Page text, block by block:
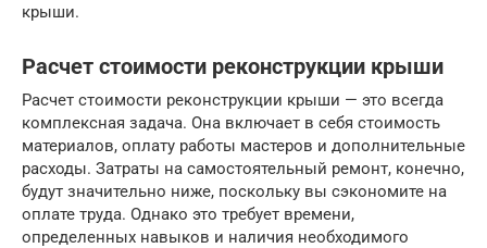
крыши.
Расчет стоимости реконструкции крыши
Расчет стоимости реконструкции крыши — это всегда
комплексная задача. Она включает в себя стоимость
материалов, оплату работы мастеров и дополнительные
расходы. Затраты на самостоятельный ремонт, конечно,
будут значительно ниже, поскольку вы сэкономите на
оплате труда. Однако это требует времени,
определенных навыков и наличия необходимого